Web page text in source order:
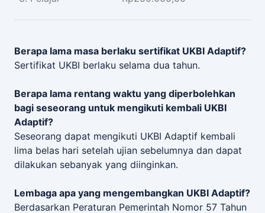
Berapa lama masa berlaku sertifikat UKBI Adaptif?
Sertifikat UKBI berlaku selama dua tahun.
Berapa lama rentang waktu yang diperbolehkan
bagi seseorang untuk mengikuti kembali UKBI
Adaptif?
Seseorang dapat mengikuti UKBI Adaptif kembali
lima belas hari setelah ujian sebelumnya dan dapat
dilakukan sebanyak yang diinginkan.
Lembaga apa yang mengembangkan UKBI Adaptif?
Berdasarkan Peraturan Pemerintah Nomor 57 Tahun